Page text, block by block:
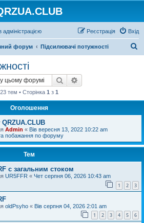
адміністрацією Вхід
Реєстрація
форум Підсилювачі потужності
Пошук
23 тем • Сторінка 1 з 1
Оголошення
Admin « Вів вересня 13, 2022 10:22 am
побажання по форуму
Тем
с загальним стоком
UR5FFR « Чет серпня 06, 2026 10:43 am
1 2 3
oldPsyho « Вів серпня 04, 2026 2:01 am
1 2 3 4 5 6